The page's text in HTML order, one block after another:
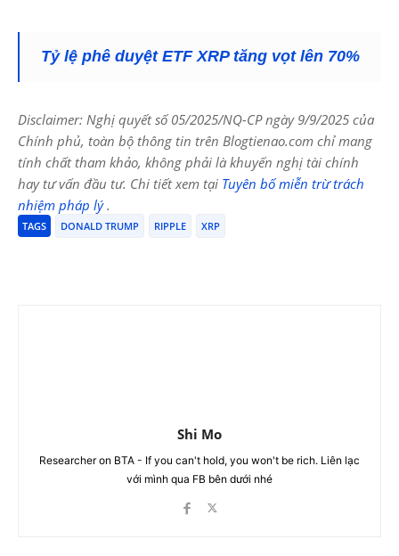
Tỷ lệ phê duyệt ETF XRP tăng vọt lên 70%
Disclaimer: Nghị quyết số 05/2025/NQ-CP ngày 9/9/2025 của
Chính phủ, toàn bộ thông tin trên Blogtienao.com chỉ mang
tính chất tham khảo, không phải là khuyến nghị tài chính
hay tư vấn đầu tư. Chi tiết xem tại Tuyên bố miễn trừ trách
nhiệm pháp lý.
TAGS DONALD TRUMP RIPPLE XRP
Shi Mo
Researcher on BTA - If you can't hold, you won't be rich. Liên lạc
với mình qua FB bên dưới nhé